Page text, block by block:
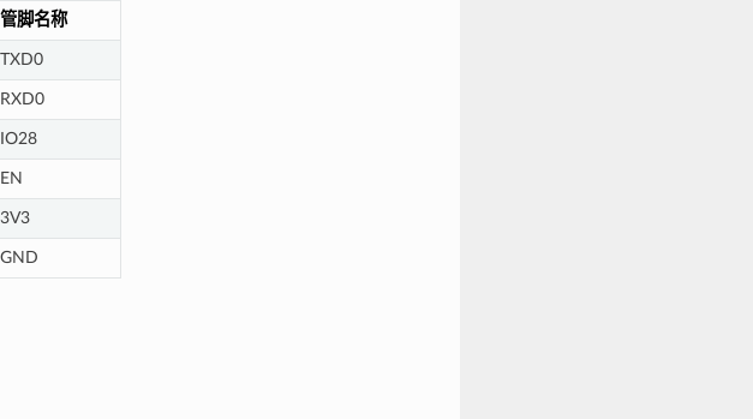
管脚名称
TXD0
RXD0
IO28
EN
3V3
GND